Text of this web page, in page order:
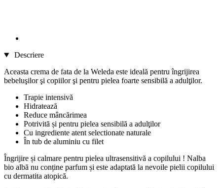
Descriere
Aceasta crema de fata de la Weleda este ideală pentru îngrijirea
bebeluşilor şi copiilor şi pentru pielea foarte sensibilă a adulţilor.
Trapie intensivă
Hidratează
Reduce mâncărimea
Potrivită și pentru pielea sensibilă a adulţilor
Cu ingrediente atent selectionate naturale
În tub de aluminiu cu filet
Îngrijire și calmare pentru pielea ultrasensitivă a copilului ! Nalba
bio albă nu conține parfum și este adaptată la nevoile pielii copilului
cu dermatita atopică.